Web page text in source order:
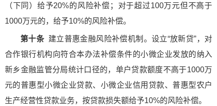
（下同）给予20%的风险补偿；对于超过100万元但不高于
1000万元的，给予10%的风险补偿。
第十条建立普惠金融风险补偿机制。设立“放新贷”，对
合作银行机构向符合本办法补偿条件的小微企业发放的纳入
新乡金融监管分局统计口径的，单户贷款额度不高于1000万
元的普惠型小微企业贷款、小微企业信用贷款、普惠型农户
生产经营性贷款业务，按贷款损失额给予10%的风险补偿。